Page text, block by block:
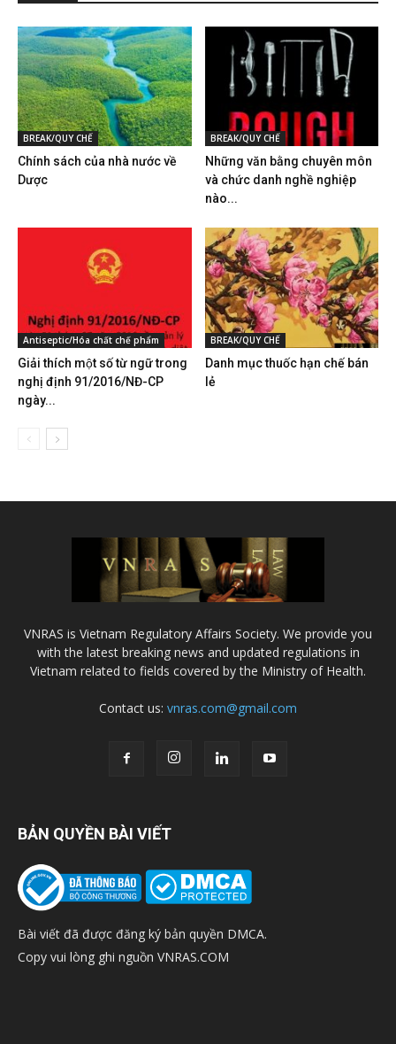
BREAK/QUY CHẾ
Chính sách của nhà nước về
Dược
BREAK/QUY CHẾ
Những văn bằng chuyên môn
và chức danh nghề nghiệp
nào...
Antiseptic/Hóa chất chế phẩm
Giải thích một số từ ngữ trong
nghị định 91/2016/NĐ-CP
ngày...
BREAK/QUY CHẾ
Danh mục thuốc hạn chế bán
lẻ
VNRAS is Vietnam Regulatory Affairs Society. We provide you
with the latest breaking news and updated regulations in
Vietnam related to fields covered by the Ministry of Health.
Contact us: vnras.com@gmail.com
BẢN QUYỀN BÀI VIẾT
Bài viết đã được đăng ký bản quyền DMCA.
Copy vui lòng ghi nguồn VNRAS.COM